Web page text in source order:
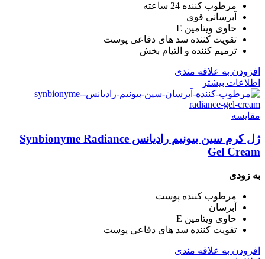
مرطوب کننده 24 ساعته
آبرسانی قوی
حاوی ویتامین E
تقویت کننده سد های دفاعی پوست
ترمیم کننده و التیام بخش
افزودن به علاقه مندی
اطلاعات بیشتر
مقایسه
ژل کرم سین بیونیم رادیانس Synbionyme Radiance
Gel Cream
به زودی
مرطوب کننده پوست
آبرسان
حاوی ویتامین E
تقویت کننده سد های دفاعی پوست
افزودن به علاقه مندی